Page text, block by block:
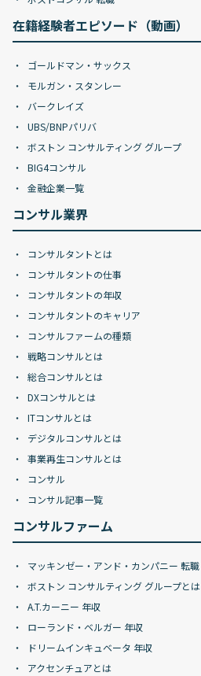
在籍経験者エピソード（動画）
ゴールドマン・サックス
モルガン・スタンレー
バークレイズ
UBS/BNPパリバ
ボストン コンサルティング グループ
BIG4コンサル
金融企業一覧
コンサル業界
コンサルタントとは
コンサルタントの仕事
コンサルタントの年収
コンサルタントのキャリア
コンサルファームの種類
戦略コンサルとは
総合コンサルとは
DXコンサルとは
ITコンサルとは
デジタルコンサルとは
事業再生コンサルとは
コンサル
コンサル記事一覧
コンサルファーム
マッキンゼー・アンド・カンパニー 転職
ボストン コンサルティング グループとは
A.T.カーニー 年収
ローランド・ベルガー 年収
ドリームインキュベータ 年収
アクセンチュアとは